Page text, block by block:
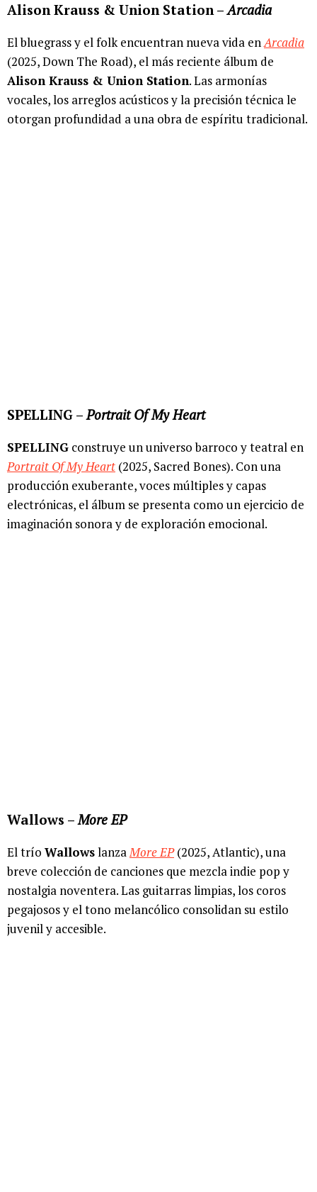
Alison Krauss & Union Station –Arcadia
El bluegrass y el folk encuentran nueva vida enArcadia
(2025, Down The Road), el más reciente álbum de
Alison Krauss & Union Station. Las armonías
vocales, los arreglos acústicos y la precisión técnica le
otorgan profundidad a una obra de espíritu tradicional.
SPELLING –Portrait Of My Heart
SPELLING construye un universo barroco y teatral en
Portrait Of My Heart (2025, Sacred Bones). Con una
producción exuberante, voces múltiples y capas
electrónicas, el álbum se presenta como un ejercicio de
imaginación sonora y de exploración emocional.
Wallows –More EP
El trío WallowslanzaMore EP(2025, Atlantic), una
breve colección de canciones que mezcla indie pop y
nostalgia noventera. Las guitarras limpias, los coros
pegajosos y el tono melancólico consolidan su estilo
juvenil y accesible.